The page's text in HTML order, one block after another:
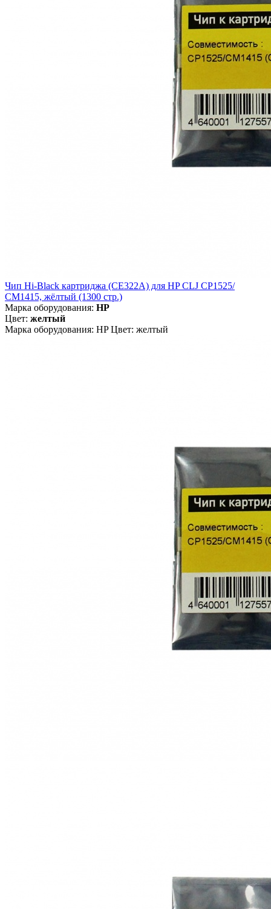
Чип Hi-Black картриджа (CE322A) для HP CLJ CP1525/
CM1415, жёлтый (1300 стр.)
Марка оборудования: HP
Цвет: желтый
Марка оборудования: HP Цвет: желтый